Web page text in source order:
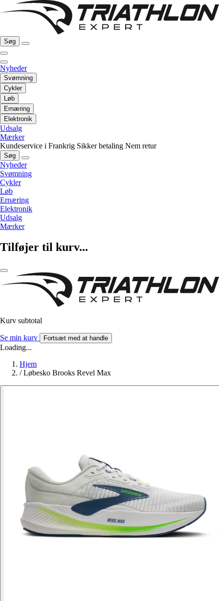
Søg
Nyheder
Svømning
Cykler
Løb
Ernæring
Elektronik
Udsalg
Mærker
Kundeservice i Frankrig Sikker betaling Nem retur
Søg
Nyheder
Svømning
Cykler
Løb
Ernæring
Elektronik
Udsalg
Mærker
Tilføjer til kurv...
Kurv subtotal
Se min kurv Fortsæt med at handle
Loading...
Hjem
/ Løbesko Brooks Revel Max